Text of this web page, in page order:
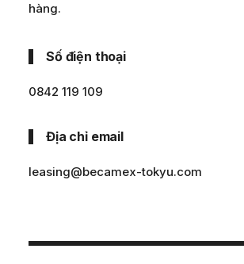
hàng.
Số điện thoại
0842 119 109
Địa chỉ email
leasing@becamex-tokyu.com